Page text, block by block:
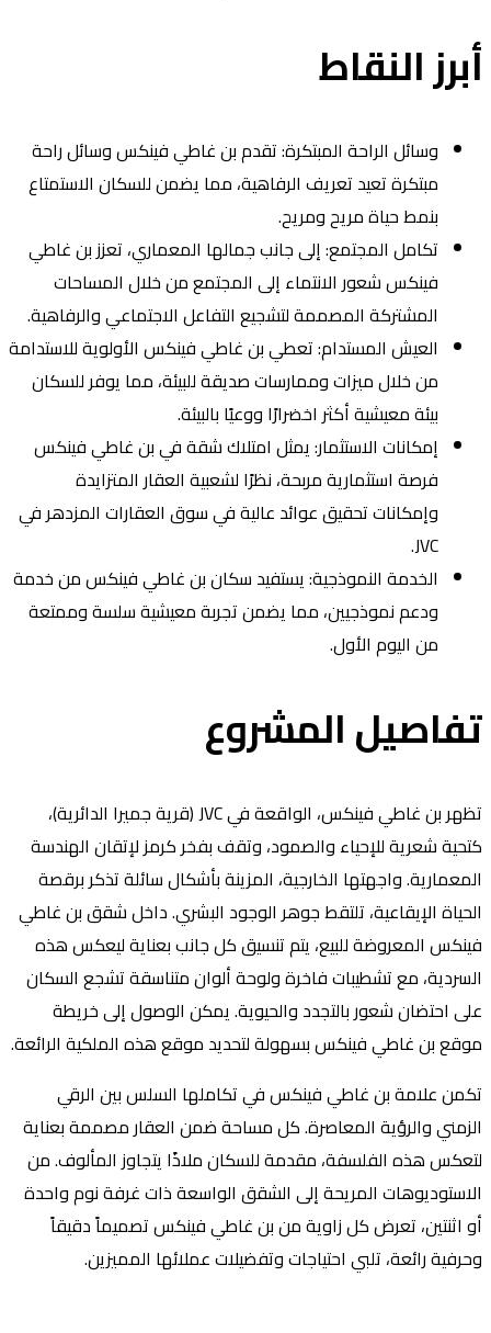
النقاط
وسائل الراحة المبتكرة: تقدم بن غاطي فينكس وسائل راحة
مبتكرة تعيد تعريف الرفاهية، مما يضمن للسكان الاستمتاع
بنمط حياة مريح ومريح.
تكامل المجتمع: إلى جانب جمالها المعماري، تعزز بن غاطي
فينكس شعور الانتماء إلى المجتمع من خلال المساحات
المشتركة المصممة لتشجيع التفاعل الاجتماعي والرفاهية.
العيش المستدام: تعطي بن غاطي فينكس الأولوية للاستدامة
من خلال ميزات وممارسات صديقة للبيئة، مما يوفر للسكان
بيئة معيشية أكثر اخضرارًا ووعيًا بالبيئة.
إمكانات الاستثمار: يمثل امتلاك شقة في بن غاطي فينكس
فرصة استثمارية مربحة، نظرًا لشعبية العقار المتزايدة
وإمكانات تحقيق عوائد عالية في سوق العقارات المزدهر في
JVC.
الخدمة النموذجية: يستفيد سكان بن غاطي فينكس من خدمة
ودعم نموذجيين، مما يضمن تجربة معيشية سلسة وممتعة
من اليوم الأول.
المشروع
تظهر بن غاطي فينكس، الواقعة في JVC (قرية جميرا الدائرية)،
شعرية للإحياء والصمود، وتقف بفخر كرمز لإتقان الهندسة
واجهتها الخارجية، المزينة بأشكال سائلة تذكر برقصة
الإيقاعية، تلتقط جوهر الوجود البشري. داخل شقق بن غاطي
المعروضة للبيع، يتم تنسيق كل جانب بعناية ليعكس هذه
مع تشطيبات فاخرة ولوحة ألوان متناسقة تشجع السكان
احتضان شعور بالتجدد والحيوية. يمكن الوصول إلى خريطة
بن غاطي فينكس بسهولة لتحديد موقع هذه الملكية الرائعة.
علامة بن غاطي فينكس في تكاملها السلس بين الرقي
والرؤية المعاصرة. كل مساحة ضمن العقار مصممة بعناية
هذه الفلسفة، مقدمة للسكان ملاذًا يتجاوز المألوف. من
المريحة إلى الشقق الواسعة ذات غرفة نوم واحدة
اثنتين، تعرض كل زاوية من بن غاطي فينكس تصميماً دقيقاً
رائعة، تلبي احتياجات وتفضيلات عملائها المميزين.